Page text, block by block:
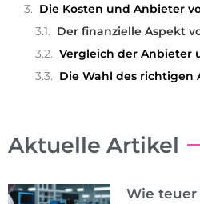
Die Kosten und Anbieter
Der finanzielle Aspekt
Vergleich der Anbieter
Die Wahl des richtigen
Aktuelle Artikel
Wie teuer